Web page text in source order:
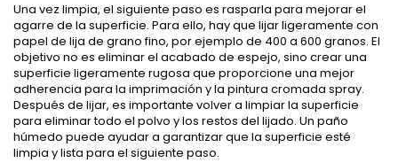
Una vez limpia, el siguiente paso es rasparla para mejorar el
agarre de la superficie. Para ello, hay que lijar ligeramente con
papel de lija de grano fino, por ejemplo de 400 a 600 granos. El
objetivo no es eliminar el acabado de espejo, sino crear una
superficie ligeramente rugosa que proporcione una mejor
adherencia para la imprimación y la pintura cromada spray.
Después de lijar, es importante volver a limpiar la superficie
para eliminar todo el polvo y los restos del lijado. Un paño
húmedo puede ayudar a garantizar que la superficie esté
limpia y lista para el siguiente paso.